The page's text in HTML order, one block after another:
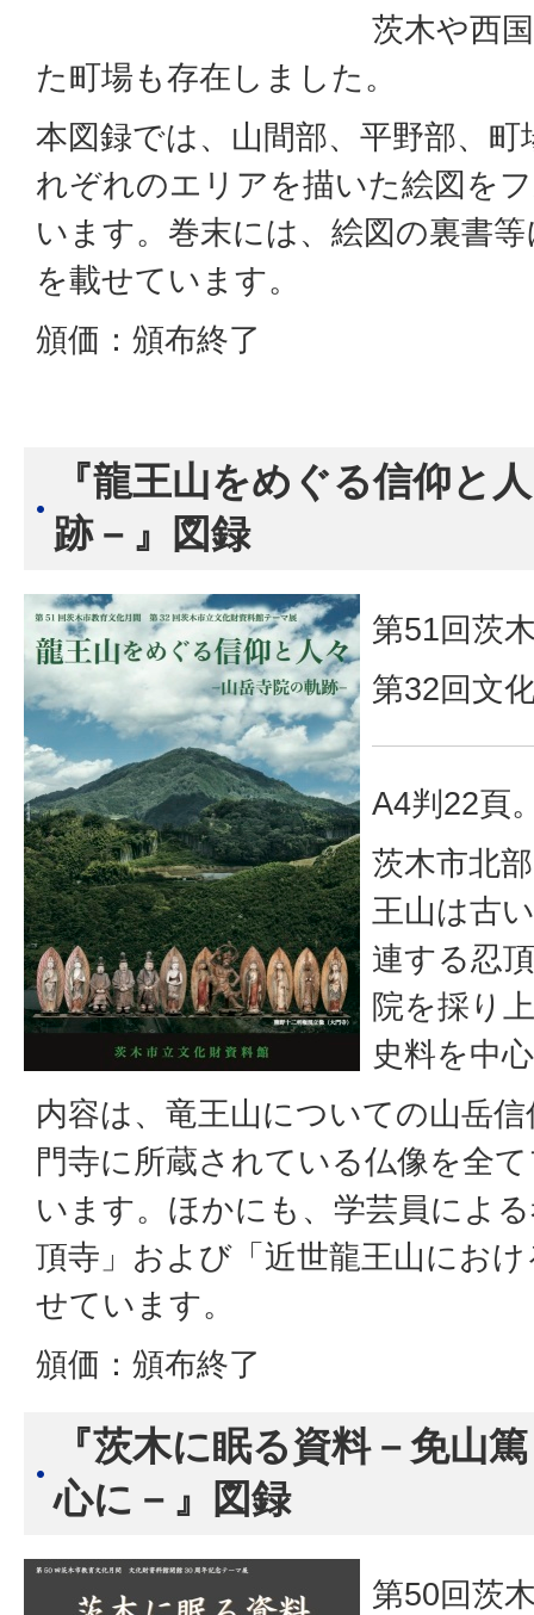
茨木や西
た町場も存在しました。
本図録では、山間部、平野部、
れぞれのエリアを描いた絵図を
います。巻末には、絵図の裏書
を載せています。
頒価：頒布終了
『龍王山をめぐる信仰と
跡－』図録
第51回茨
第32回文
A4判22頁
茨木市北
王山は古
連する忍
院を採り
史料を中
内容は、竜王山についての山岳
門寺に所蔵されている仏像を全
います。ほかにも、学芸員によ
頂寺」および「近世龍王山にお
せています。
頒価：頒布終了
『茨木に眠る資料－免山
心に－』図録
第50回茨